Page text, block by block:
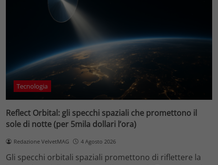
Tecnologia
Reflect Orbital: gli specchi spaziali che promettono il
sole di notte (per 5mila dollari l’ora)
Redazione VelvetMAG 4 Agosto 2026
Gli specchi orbitali spaziali promettono di riflettere la